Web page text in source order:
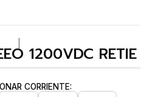
1200VDC RETIE
CORRIENTE: